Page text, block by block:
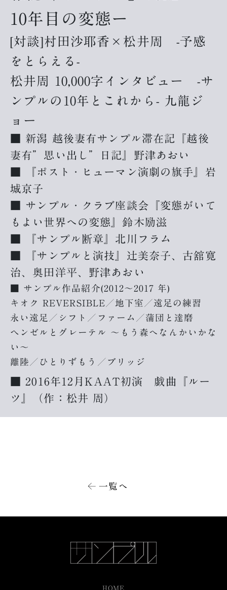
10年目の変態ー
[対談]村田沙耶香×松井周 -予感
をとらえる-
松井周 10,000字インタビュー -サ
ンプルの10年とこれから- 九龍ジ
ョー
■ 新潟 越後妻有サンプル滞在記『越後
妻有”思い出し”日記』野津あおい
■ 『ポスト・ヒューマン演劇の旗手』岩
城京子
■ サンプル・クラブ座談会『変態がいて
もよい世界への変態』鈴木励滋
■ 『サンプル断章』北川フラム
■ 『サンプルと演技』辻美奈子、古舘寛
治、奥田洋平、野津あおい
■ サンプル作品紹介(2012〜2017 年)
キオク REVERSIBLE／地下室／遠足の練習
永い遠足／シフト／ファーム／蒲団と達磨
ヘンゼルとグレーテル ～もう森へなんかいかな
い〜
離陸／ひとりずもう／ブリッジ
■ 2016年12月KAAT初演 戯曲『ルー
ツ』（作：松井 周）
一覧へ
HOME